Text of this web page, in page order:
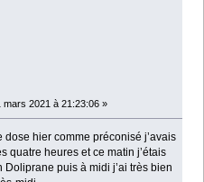
mars 2021 à 21:23:06 »
dose hier comme préconisé j’avais
quatre heures et ce matin j’étais
puis à midi j’ai très bien